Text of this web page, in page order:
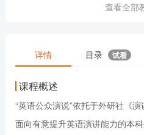
复旦大学
查看全部
详情 目录 试看
课程概述
“英语公众演说”依托于外研社《
面向有意提升英语演讲能力的本